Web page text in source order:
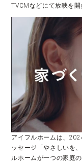
TVCMなどにて放映を開
アイフルホームは、
ッセージ「やさしいを
ルホームが一つの家庭